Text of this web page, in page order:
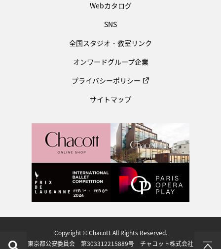
Webカタログ
SNS
全国スタジオ・教室リンク
オンワードグループ企業
プライバシーポリシー
サイトマップ
Copyright © Chacott All Rights Reserved.
東京都公安委員会 第303312215889号 チャコット株式会社